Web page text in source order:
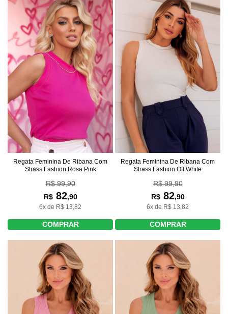
Regata Feminina De Ribana Com
Strass Fashion Rosa Pink
R$ 99,90
R$82,90
6x de R$ 13,82
COMPRAR
Regata Feminina De Ribana Com
Strass Fashion Off White
R$ 99,90
R$82,90
6x de R$ 13,82
COMPRAR